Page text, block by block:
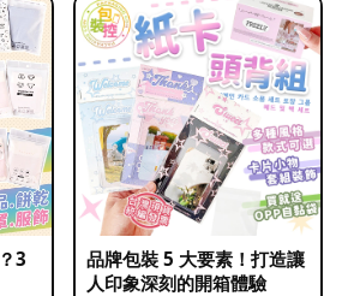
3
品牌包裝 5 大要素！打造讓
人印象深刻的開箱體驗